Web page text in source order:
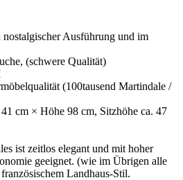
Ausführung und im
(schwere Qualität)
(100tausend Martindale /
cm × Höhe 98 cm, Sitzhöhe ca. 47
ist zeitlos elegant und mit hoher
geeignet. (wie im Übrigen alle
Landhaus-Stil.